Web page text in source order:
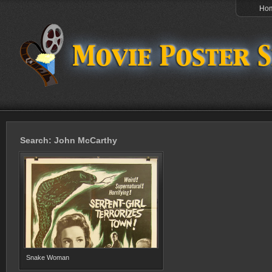
Search: John McCarthy
Snake Woman